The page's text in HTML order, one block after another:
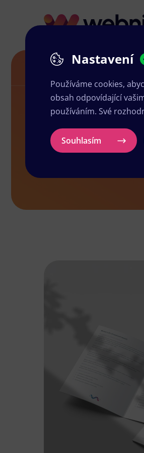
Návrh letáků v
Nastavení
Používáme cookies,
obsah odpovídající
používáním. Své
Souhlasím